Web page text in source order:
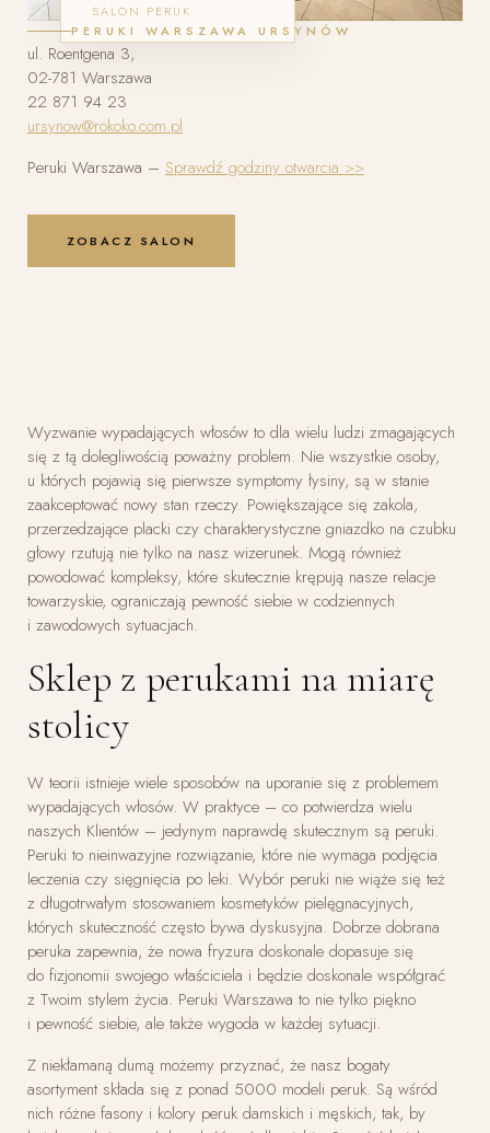
SALON PERUK
PERUKI WARSZAWA URSYNÓW
ul. Roentgena 3,
02-781 Warszawa
22 871 94 23
ursynow@rokoko.com.pl
Peruki Warszawa – Sprawdź godziny otwarcia >>
ZOBACZ SALON
Wyzwanie wypadających włosów to dla wielu ludzi zmagających
się z tą dolegliwością poważny problem. Nie wszystkie osoby,
u których pojawią się pierwsze symptomy łysiny, są w stanie
zaakceptować nowy stan rzeczy. Powiększające się zakola,
przerzedzające placki czy charakterystyczne gniazdko na czubku
głowy rzutują nie tylko na nasz wizerunek. Mogą również
powodować kompleksy, które skutecznie krępują nasze relacje
towarzyskie, ograniczają pewność siebie w codziennych
i zawodowych sytuacjach.
Sklep z perukami na miarę
stolicy
W teorii istnieje wiele sposobów na uporanie się z problemem
wypadających włosów. W praktyce – co potwierdza wielu
naszych Klientów – jedynym naprawdę skutecznym są peruki.
Peruki to nieinwazyjne rozwiązanie, które nie wymaga podjęcia
leczenia czy sięgnięcia po leki. Wybór peruki nie wiąże się też
z długotrwałym stosowaniem kosmetyków pielęgnacyjnych,
których skuteczność często bywa dyskusyjna. Dobrze dobrana
peruka zapewnia, że nowa fryzura doskonale dopasuje się
do fizjonomii swojego właściciela i będzie doskonale współgrać
z Twoim stylem życia. Peruki Warszawa to nie tylko piękno
i pewność siebie, ale także wygoda w każdej sytuacji.
Z niekłamaną dumą możemy przyznać, że nasz bogaty
asortyment składa się z ponad 5000 modeli peruk. Są wśród
nich różne fasony i kolory peruk damskich i męskich, tak, by